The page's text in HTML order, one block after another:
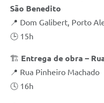
São Benedito
📍 Dom Galibert, Porto
🕒 15h
🏗️ Entrega de obra –
📍 Rua Pinheiro Machado
🕓 16h